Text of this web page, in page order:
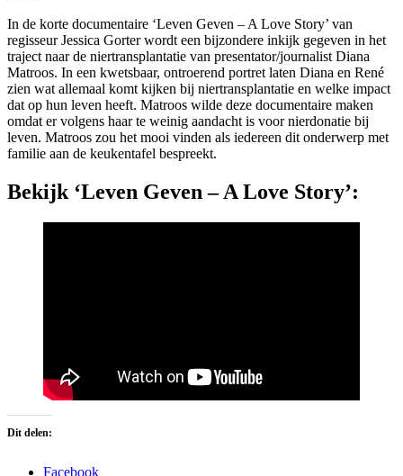
In de korte documentaire ‘Leven Geven – A Love Story’ van
regisseur Jessica Gorter wordt een bijzondere inkijk gegeven in het
traject naar de niertransplantatie van presentator/journalist Diana
Matroos. In een kwetsbaar, ontroerend portret laten Diana en René
zien wat allemaal komt kijken bij niertransplantatie en welke impact
dat op hun leven heeft. Matroos wilde deze documentaire maken
omdat er volgens haar te weinig aandacht is voor nierdonatie bij
leven. Matroos zou het mooi vinden als iedereen dit onderwerp met
familie aan de keukentafel bespreekt.
Bekijk ‘Leven Geven – A Love Story’:
Dit delen:
Facebook